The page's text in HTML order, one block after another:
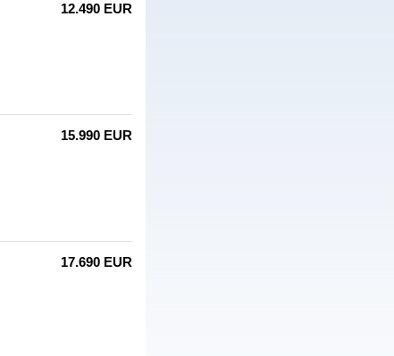
12.490 EUR
15.990 EUR
17.690 EUR